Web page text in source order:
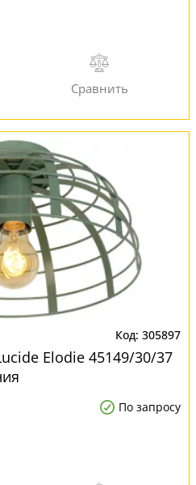
305897
Elodie 45149/30/37
По запросу